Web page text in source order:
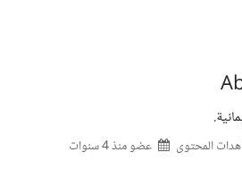
عضو منذ4 سنوات